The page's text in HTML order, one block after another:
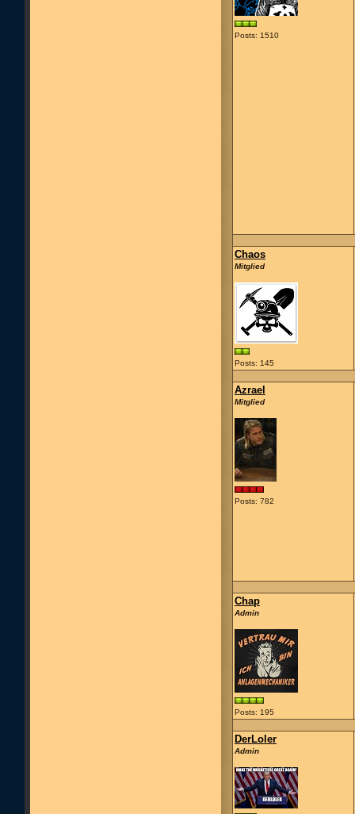
Posts: 1510
Chaos
Mitglied
Posts: 145
Azrael
Mitglied
Posts: 782
Chap
Admin
Posts: 195
DerLoler
Admin